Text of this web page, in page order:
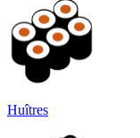
Huîtres